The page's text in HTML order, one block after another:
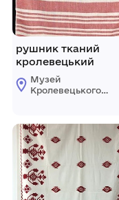
рушник тканий
кролевецький
Музей
Кролевецького
міської ради